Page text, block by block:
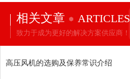
相关文章 ARTICLES
致力于成为更好的解决方案供应商！
高压风机的选购及保养常识介绍